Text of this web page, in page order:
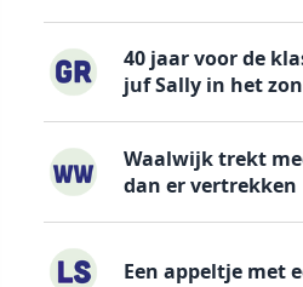
40 jaar voor de
juf Sally in het
Waalwijk trekt
dan er vertrekken
Een appeltje met